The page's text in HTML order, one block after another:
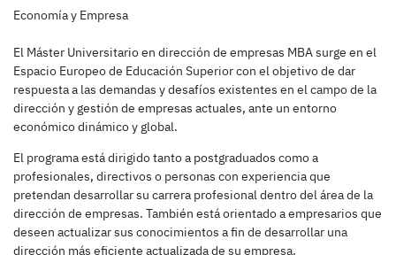
Economía y Empresa
El Máster Universitario en dirección de empresas MBA surge en el
Espacio Europeo de Educación Superior con el objetivo de dar
respuesta a las demandas y desafíos existentes en el campo de la
dirección y gestión de empresas actuales, ante un entorno
económico dinámico y global.
El programa está dirigido tanto a postgraduados como a
profesionales, directivos o personas con experiencia que
pretendan desarrollar su carrera profesional dentro del área de la
dirección de empresas. También está orientado a empresarios que
deseen actualizar sus conocimientos a fin de desarrollar una
dirección más eficiente actualizada de su empresa.